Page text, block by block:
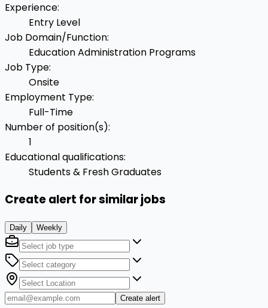
Experience:
Entry Level
Job Domain/Function:
Education Administration Programs
Job Type:
Onsite
Employment Type:
Full-Time
Number of position(s):
1
Educational qualifications:
Students & Fresh Graduates
Create alert for similar jobs
Daily Weekly
Create alert